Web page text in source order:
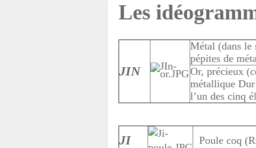
Les
JIN
Métal (dans le
pépites de
Or, précieux
métallique
l’un des cinq
JI Poule coq